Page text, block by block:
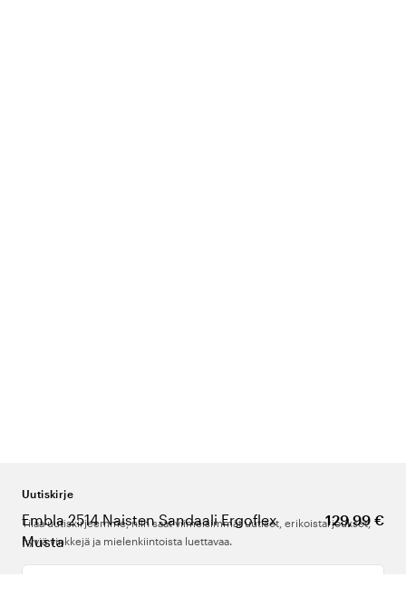
Embla 2514 Naisten Sandaali Ergoflex
Musta
129,99 €
Uutiskirje
Tilaa uutiskirjeemme, niin saat viimeisimmät uutiset, erikoistarjoukset,
hyviä vinkkejä ja mielenkiintoista luettavaa.
Kirjoita sähköpostiosoitteesi